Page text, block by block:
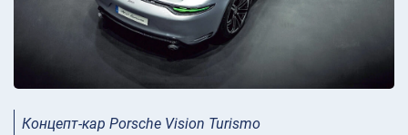
Концепт-кар Porsche Vision Turismo